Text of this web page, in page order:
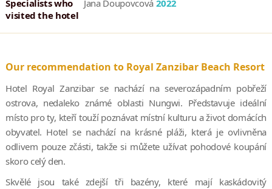
Specialists who
visited the hotel
Jana Doupovcová 2022
Our recommendation to Royal Zanzibar Beach Resort
Hotel Royal Zanzibar se nachází na severozápadním pobřeží
ostrova, nedaleko známé oblasti Nungwi. Představuje ideální
místo pro ty, kteří touží poznávat místní kulturu a život domácích
obyvatel. Hotel se nachází na krásné pláži, která je ovlivněna
odlivem pouze zčásti, takže si můžete užívat pohodové koupání
skoro celý den.
Skvělé jsou také zdejší tři bazény, které mají kaskádovitý